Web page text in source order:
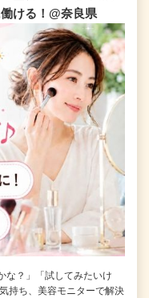
ける！@奈良県
な？」「試してみたいけ
持ち、美容モニターで解決